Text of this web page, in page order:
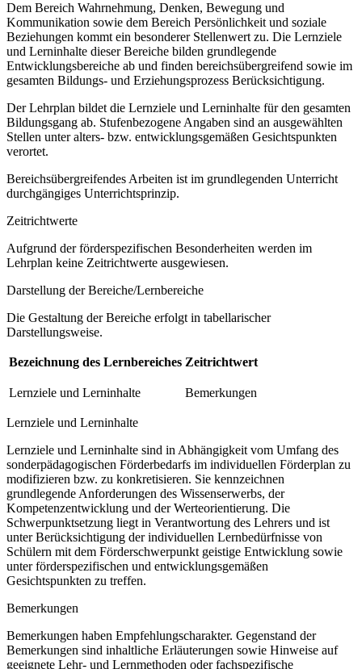
Dem Bereich Wahrnehmung, Denken, Bewegung und
Kommunikation sowie dem Bereich Persönlichkeit und soziale
Beziehungen kommt ein besonderer Stellenwert zu. Die Lernziele
und Lerninhalte dieser Bereiche bilden grundlegende
Entwicklungsbereiche ab und finden bereichsübergreifend sowie im
gesamten Bildungs- und Erziehungsprozess Berücksichtigung.
Der Lehrplan bildet die Lernziele und Lerninhalte für den gesamten
Bildungsgang ab. Stufenbezogene Angaben sind an ausgewählten
Stellen unter alters- bzw. entwicklungsgemäßen Gesichtspunkten
verortet.
Bereichsübergreifendes Arbeiten ist im grundlegenden Unterricht
durchgängiges Unterrichtsprinzip.
Zeitrichtwerte
Aufgrund der förderspezifischen Besonderheiten werden im
Lehrplan keine Zeitrichtwerte ausgewiesen.
Darstellung der Bereiche/Lernbereiche
Die Gestaltung der Bereiche erfolgt in tabellarischer
Darstellungsweise.
Bezeichnung des Lernbereiches Zeitrichtwert
Lernziele und Lerninhalte Bemerkungen
Lernziele und Lerninhalte
Lernziele und Lerninhalte sind in Abhängigkeit vom Umfang des
sonderpädagogischen Förderbedarfs im individuellen Förderplan zu
modifizieren bzw. zu konkretisieren. Sie kennzeichnen
grundlegende Anforderungen des Wissenserwerbs, der
Kompetenzentwicklung und der Werteorientierung. Die
Schwerpunktsetzung liegt in Verantwortung des Lehrers und ist
unter Berücksichtigung der individuellen Lernbedürfnisse von
Schülern mit dem Förderschwerpunkt geistige Entwicklung sowie
unter förderspezifischen und entwicklungsgemäßen
Gesichtspunkten zu treffen.
Bemerkungen
Bemerkungen haben Empfehlungscharakter. Gegenstand der
Bemerkungen sind inhaltliche Erläuterungen sowie Hinweise auf
geeignete Lehr- und Lernmethoden oder fachspezifische